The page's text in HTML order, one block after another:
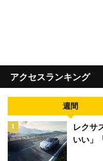
アクセスランキング
週間
1
レクサ
いい」